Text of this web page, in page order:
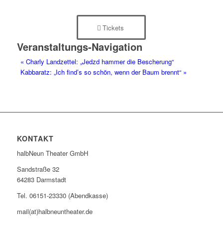
Tickets
Veranstaltungs-Navigation
« Charly Landzettel: „Jedzd hammer die Bescherung“
Kabbaratz: „Ich find’s so schön, wenn der Baum brennt“ »
KONTAKT
halbNeun Theater GmbH
Sandstraße 32
64283 Darmstadt
Tel. 06151-23330 (Abendkasse)
mail(at)halbneuntheater.de